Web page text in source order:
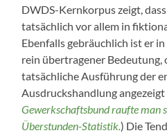
DWDS-Kernkorpus zeigt,
tatsächlich vor allem in
Ebenfalls gebräuchlich ist er
rein übertragener Bedeutung,
tatsächliche Ausführung der
Ausdruckshandlung angezeigt
Gewerkschaftsbundraufteman
Überstunden-Statistik.) Die